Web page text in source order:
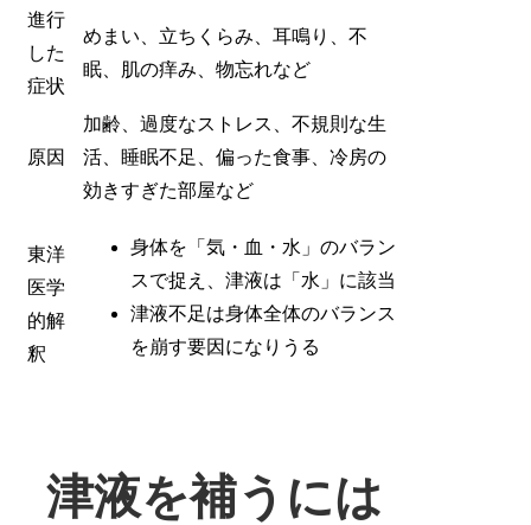
進行
した
症状
めまい、立ちくらみ、耳鳴り、不
眠、肌の痒み、物忘れなど
原因
加齢、過度なストレス、不規則な生
活、睡眠不足、偏った食事、冷房の
効きすぎた部屋など
東洋
医学
的解
釈
身体を「気・血・水」のバラン
スで捉え、津液は「水」に該当
津液不足は身体全体のバランス
を崩す要因になりうる
津液を補うには